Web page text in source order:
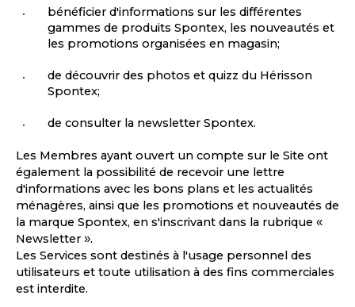
bénéficier d'informations sur les différentes
gammes de produits Spontex, les nouveautés et
les promotions organisées en magasin;
de découvrir des photos et quizz du Hérisson
Spontex;
de consulter la newsletter Spontex.
Les Membres ayant ouvert un compte sur le Site ont
également la possibilité de recevoir une lettre
d'informations avec les bons plans et les actualités
ménagères, ainsi que les promotions et nouveautés de
la marque Spontex, en s'inscrivant dans la rubrique «
Newsletter ».
Les Services sont destinés à l'usage personnel des
utilisateurs et toute utilisation à des fins commerciales
est interdite.